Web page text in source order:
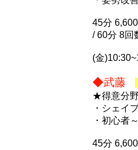
45分
/ 60分 8回
(金
◆武藤
★得意分野
・シェイ
・初心者
45分